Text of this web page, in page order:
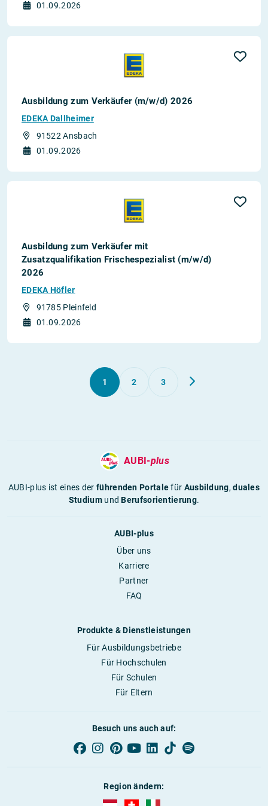
01.09.2026
Ausbildung zum Verkäufer (m/w/d) 2026
EDEKA Dallheimer
91522 Ansbach
01.09.2026
Ausbildung zum Verkäufer mit
Zusatzqualifikation Frischespezialist (m/w/d)
2026
EDEKA Höfler
91785 Pleinfeld
01.09.2026
1 2 3
AUBI-plus
AUBI-plus ist eines derführenden Portalefür Ausbildung,duales
StudiumundBerufsorientierung.
AUBI-plus
Über uns
Karriere
Partner
FAQ
Produkte & Dienstleistungen
Für Ausbildungsbetriebe
Für Hochschulen
Für Schulen
Für Eltern
Besuch uns auch auf:
Region ändern:
AUBI-plus Österreich (deutsch)